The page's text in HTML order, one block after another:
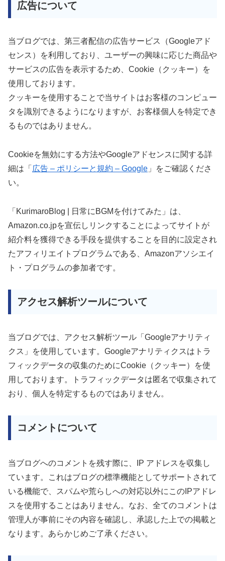
広告について
当ブログでは、第三者配信の広告サービス（Googleアド
センス）を利用しており、ユーザーの興味に応じた商品や
サービスの広告を表示するため、Cookie（クッキー）を
使用しております。
クッキーを使用することで当サイトはお客様のコンピュー
タを識別できるようになりますが、お客様個人を特定でき
るものではありません。
Cookieを無効にする方法やGoogleアドセンスに関する詳
細は「 広告 – ポリシーと規約 – Google 」をご確認くださ
い。
「KurimaroBlog | 日常にBGMを付けてみた」は、
Amazon.co.jpを宣伝しリンクすることによってサイトが
紹介料を獲得できる手段を提供することを目的に設定され
たアフィリエイトプログラムである、Amazonアソシエイ
ト・プログラムの参加者です。
アクセス解析ツールについて
当ブログでは、アクセス解析ツール「Googleアナリティ
クス」を使用しています。Googleアナリティクスはトラ
フィックデータの収集のためにCookie（クッキー）を使
用しております。トラフィックデータは匿名で収集されて
おり、個人を特定するものではありません。
コメントについて
当ブログへのコメントを残す際に、IP アドレスを収集し
ています。これはブログの標準機能としてサポートされて
いる機能で、スパムや荒らしへの対応以外にこのIPアドレ
スを使用することはありません。なお、全てのコメントは
管理人が事前にその内容を確認し、承認した上での掲載と
なります。あらかじめご了承ください。